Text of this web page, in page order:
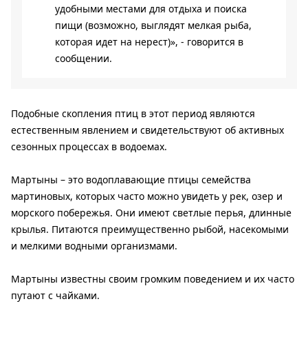
удобными местами для отдыха и поиска
пищи (возможно, выглядят мелкая рыба,
которая идет на нерест)», - говорится в
сообщении.
Подобные скопления птиц в этот период являются
естественным явлением и свидетельствуют об активных
сезонных процессах в водоемах.
Мартыны – это водоплавающие птицы семейства
мартиновых, которых часто можно увидеть у рек, озер и
морского побережья. Они имеют светлые перья, длинные
крылья. Питаются преимущественно рыбой, насекомыми
и мелкими водными организмами.
Мартыны известны своим громким поведением и их часто
путают с чайками.